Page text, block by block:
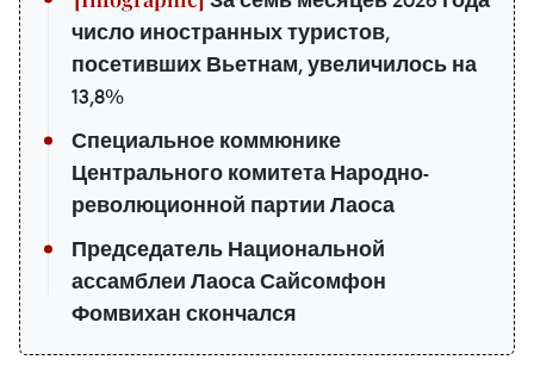
число иностранных туристов,
посетивших Вьетнам, увеличилось на
13,8%
Специальное коммюнике
Центрального комитета Народно-
революционной партии Лаоса
Председатель Национальной
ассамблеи Лаоса Сайсомфон
Фомвихан скончался